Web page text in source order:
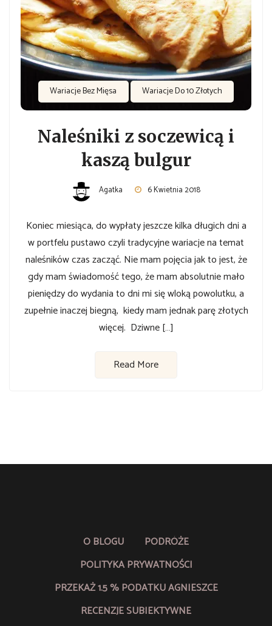
Wariacje Bez Mięsa Wariacje Do 10 Złotych
Naleśniki z soczewicą i
kaszą bulgur
Agatka 6 Kwietnia 2018
Koniec miesiąca, do wypłaty jeszcze kilka długich dni a
w portfelu pustawo czyli tradycyjne wariacje na temat
naleśników czas zacząć. Nie mam pojęcia jak to jest, że
gdy mam świadomość tego, że mam absolutnie mało
pieniędzy do wydania to dni mi się wloką powolutku, a
zupełnie inaczej biegną, kiedy mam jednak parę złotych
więcej. Dziwne […]
Read More
O BLOGU
PODRÓŻE
POLITYKA PRYWATNOŚCI
PRZEKAŻ 1.5 % PODATKU AGNIESZCE
RECENZJE SUBIEKTYWNE